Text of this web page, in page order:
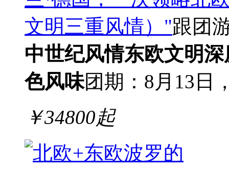
文明三重风情）"跟团
中世纪风情东欧文明深
色风味团期：8月13日
￥34800起